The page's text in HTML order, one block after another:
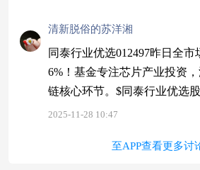
弹性。$同泰开泰混合C$ #低估
清新脱俗的苏洋湘
同泰行业优选012497昨日全
6%！基金专注芯片产业投资
链核心环节。$同泰行业优选
启航#
2025-11-28 10:47
至APP查看更多讨